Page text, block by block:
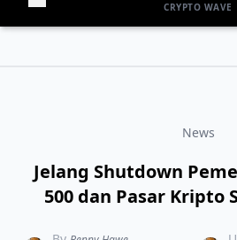
CRYPTO WAVE
News
Jelang Shutdown
500 dan Pasar Kripto